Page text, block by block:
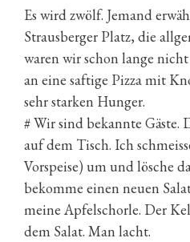
Es wird zwölf. Jemand
Strausberger Platz, die
waren wir schon lange
an eine saftige Pizza mit
sehr starken Hunger.
# Wir sind bekannte Gäste.
auf dem Tisch. Ich
Vorspeise) um und lösche
bekomme einen neuen
meine Apfelschorle. Der
dem Salat. Man lacht.